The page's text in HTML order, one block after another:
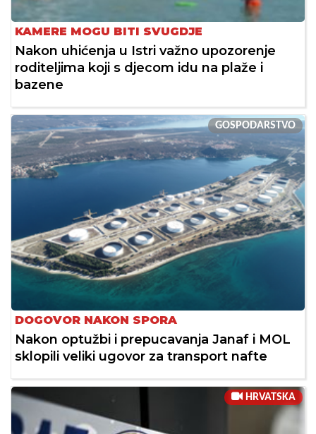
KAMERE MOGU BITI SVUGDJE
Nakon uhićenja u Istri važno upozorenje
roditeljima koji s djecom idu na plaže i
bazene
GOSPODARSTVO
DOGOVOR NAKON SPORA
Nakon optužbi i prepucavanja Janaf i MOL
sklopili veliki ugovor za transport nafte
HRVATSKA